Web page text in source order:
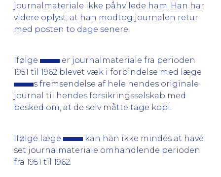
journalmateriale ikke påhvilede ham. Han har
videre oplyst, at han modtog journalen retur
med posten to dage senere.
Ifølge
er journalmateriale fra perioden
1951 til 1962 blevet væk i forbindelse med læge
s fremsendelse af hele hendes originale
journal til hendes forsikringsselskab med
besked om, at de selv måtte tage kopi.
Ifølge læge
kan han ikke mindes at have
set journalmateriale omhandlende perioden
fra 1951 til 1962.